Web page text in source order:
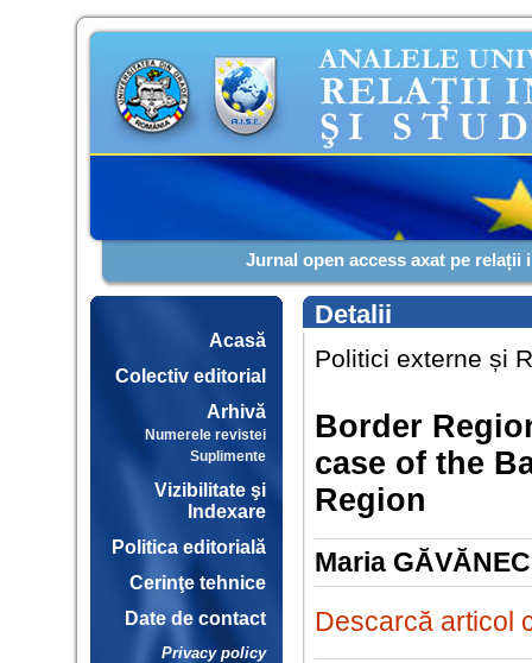
Jurnal open access axat pe relații
Acasă
Colectiv editorial
Arhivă
Numerele revistei
Suplimente
Vizibilitate şi
Indexare
Politica editorială
Cerinţe tehnice
Date de contact
Privacy policy
Detalii
Politici externe și
Border
case of the
Region
Maria
Descarcă articol